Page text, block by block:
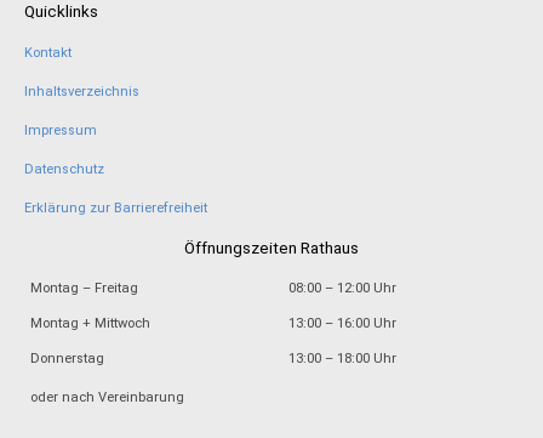
Quicklinks
Kontakt
Inhaltsverzeichnis
Impressum
Datenschutz
Erklärung zur Barrierefreiheit
Öffnungszeiten Rathaus
Montag – Freitag 08:00 – 12:00 Uhr
Montag + Mittwoch 13:00 – 16:00 Uhr
Donnerstag 13:00 – 18:00 Uhr
oder nach Vereinbarung